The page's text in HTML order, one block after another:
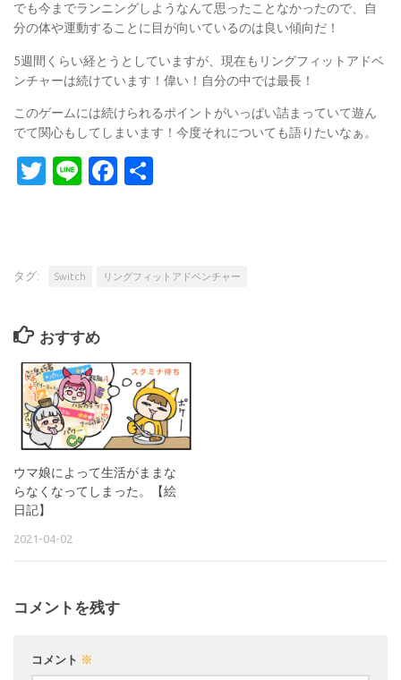
でも今までランニングしようなんて思ったことなかったので、自
分の体や運動することに目が向いているのは良い傾向だ！
5週間くらい経とうとしていますが、現在もリングフィットアドベ
ンチャーは続けています！偉い！自分の中では最長！
このゲームには続けられるポイントがいっぱい詰まっていて遊ん
でて関心もしてしまいます！今度それについても語りたいなぁ。
Twitter
LineFacebook
タグ: Switch リングフィットアドベンチャー
おすすめ
ウマ娘によって生活がままな
らなくなってしまった。【絵
日記】
2021-04-02
コメントを残す
コメント ※